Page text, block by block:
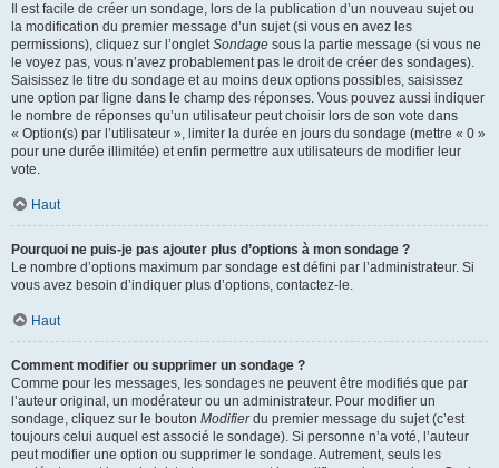
Il est facile de créer un sondage, lors de la publication d’un nouveau sujet ou
la modification du premier message d’un sujet (si vous en avez les
permissions), cliquez sur l’ongletSondage sous la partie message (si vous ne
le voyez pas, vous n’avez probablement pas le droit de créer des sondages).
Saisissez le titre du sondage et au moins deux options possibles, saisissez
une option par ligne dans le champ des réponses. Vous pouvez aussi indiquer
le nombre de réponses qu’un utilisateur peut choisir lors de son vote dans
« Option(s) par l’utilisateur », limiter la durée en jours du sondage (mettre « 0 »
pour une durée illimitée) et enfin permettre aux utilisateurs de modifier leur
vote.
Haut
Pourquoi ne puis-je pas ajouter plus d’options à mon sondage ?
Le nombre d’options maximum par sondage est défini par l’administrateur. Si
vous avez besoin d’indiquer plus d’options, contactez-le.
Haut
Comment modifier ou supprimer un sondage ?
Comme pour les messages, les sondages ne peuvent être modifiés que par
l’auteur original, un modérateur ou un administrateur. Pour modifier un
sondage, cliquez sur le bouton Modifierdu premier message du sujet (c’est
toujours celui auquel est associé le sondage). Si personne n’a voté, l’auteur
peut modifier une option ou supprimer le sondage. Autrement, seuls les